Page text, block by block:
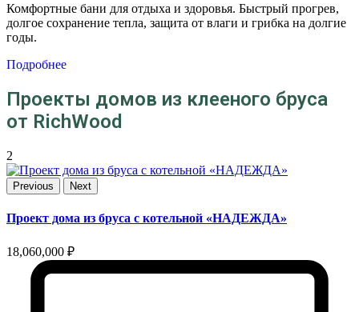
Комфортные бани для отдыха и здоровья. Быстрый прогрев,
долгое сохранение тепла, защита от влаги и грибка на долгие
годы.
Подробнее
Проекты домов из клееного бруса
от RichWood
2
Previous Next
Проект дома из бруса с котельной «НАДЕЖДА»
18,060,000 ₽